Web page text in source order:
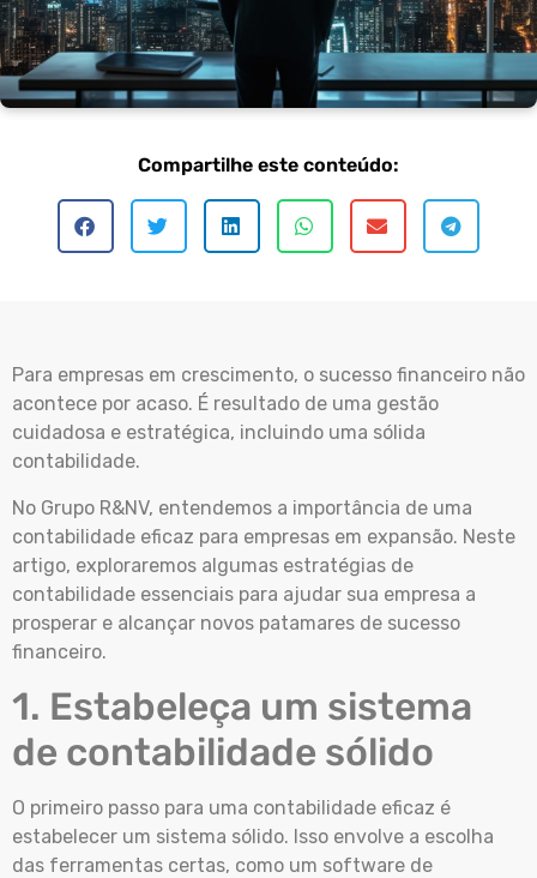
Compartilhe este conteúdo:
Para empresas em crescimento, o sucesso financeiro não
acontece por acaso. É resultado de uma gestão
cuidadosa e estratégica, incluindo uma sólida
contabilidade.
No Grupo R&NV, entendemos a importância de uma
contabilidade eficaz para empresas em expansão. Neste
artigo, exploraremos algumas estratégias de
contabilidade essenciais para ajudar sua empresa a
prosperar e alcançar novos patamares de sucesso
financeiro.
1. Estabeleça um sistema
de contabilidade sólido
O primeiro passo para uma contabilidade eficaz é
estabelecer um sistema sólido. Isso envolve a escolha
das ferramentas certas, como um software de